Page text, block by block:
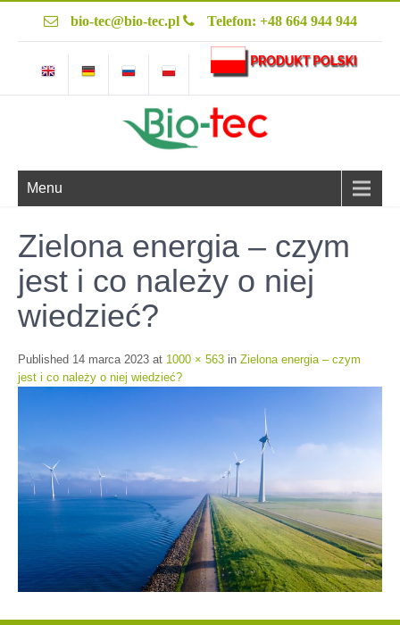
bio-tec@bio-tec.pl Telefon: +48 664 944 944
Menu
Zielona energia – czym
jest i co należy o niej
wiedzieć?
Published 14 marca 2023 at 1000 × 563 in Zielona energia – czym
jest i co należy o niej wiedzieć?